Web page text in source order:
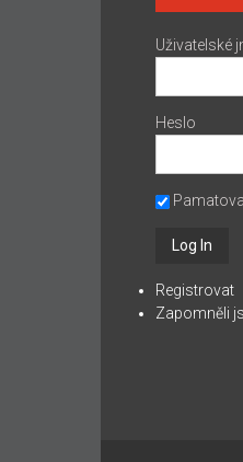
Uživatelské
Heslo
Registrovat
Zapomněli